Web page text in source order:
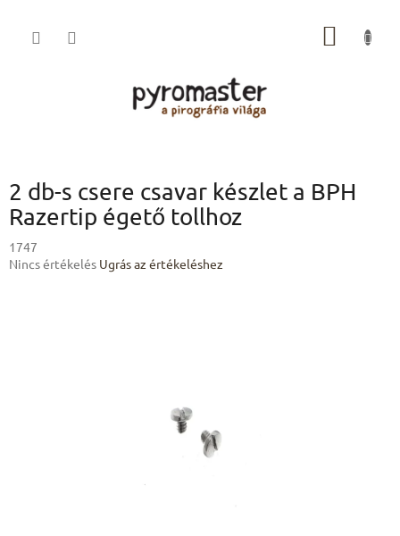
KOSÁR
2 db-s csere csavar készlet a BPH
Razertip égető tollhoz
1747
A
Nincs értékelés Ugrás az értékeléshez